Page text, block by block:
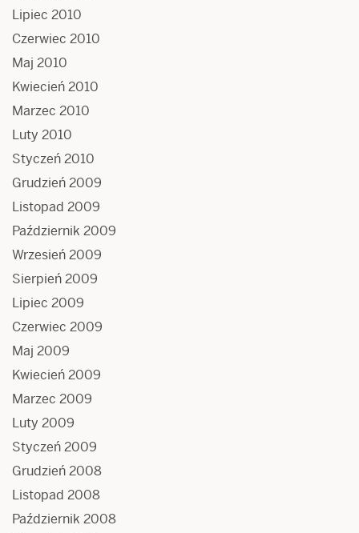
Lipiec 2010
Czerwiec 2010
Maj 2010
Kwiecień 2010
Marzec 2010
Luty 2010
Styczeń 2010
Grudzień 2009
Listopad 2009
Październik 2009
Wrzesień 2009
Sierpień 2009
Lipiec 2009
Czerwiec 2009
Maj 2009
Kwiecień 2009
Marzec 2009
Luty 2009
Styczeń 2009
Grudzień 2008
Listopad 2008
Październik 2008